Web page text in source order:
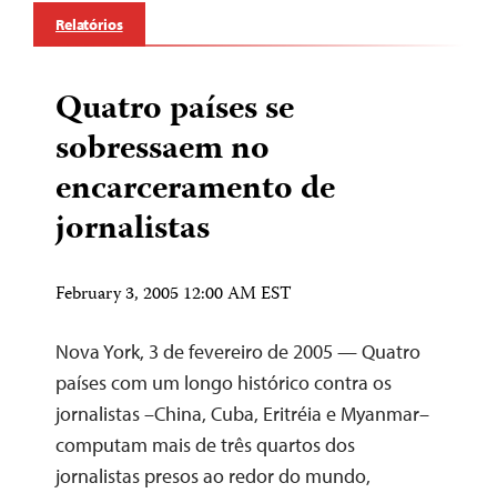
Relatórios
Quatro países se
sobressaem no
encarceramento de
jornalistas
February 3, 2005 12:00 AM EST
Nova York, 3 de fevereiro de 2005 — Quatro
países com um longo histórico contra os
jornalistas –China, Cuba, Eritréia e Myanmar–
computam mais de três quartos dos
jornalistas presos ao redor do mundo,